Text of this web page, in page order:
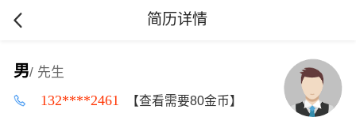
简历详情
男/ 先生
132****2461 【查看需要80金币】